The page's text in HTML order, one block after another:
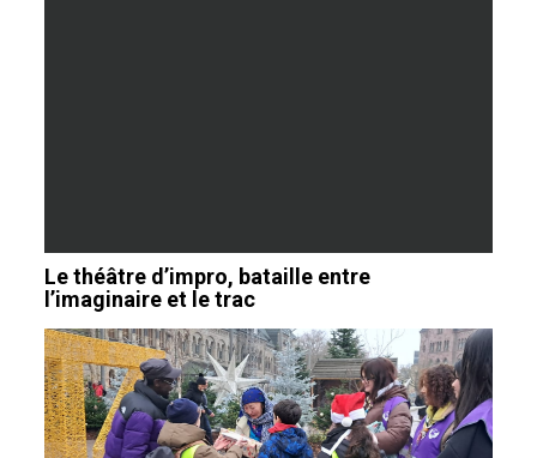
Le théâtre d’impro, bataille entre
l’imaginaire et le trac